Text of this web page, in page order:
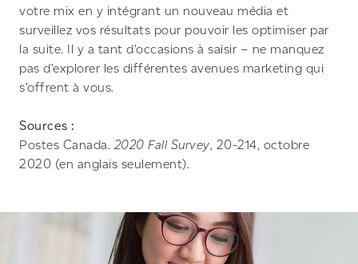
votre mix en y intégrant un nouveau média et
surveillez vos résultats pour pouvoir les optimiser par
la suite. Il y a tant d’occasions à saisir – ne manquez
pas d’explorer les différentes avenues marketing qui
s’offrent à vous.
Sources :
Postes Canada.2020 Fall Survey, 20-214, octobre
2020 (en anglais seulement).